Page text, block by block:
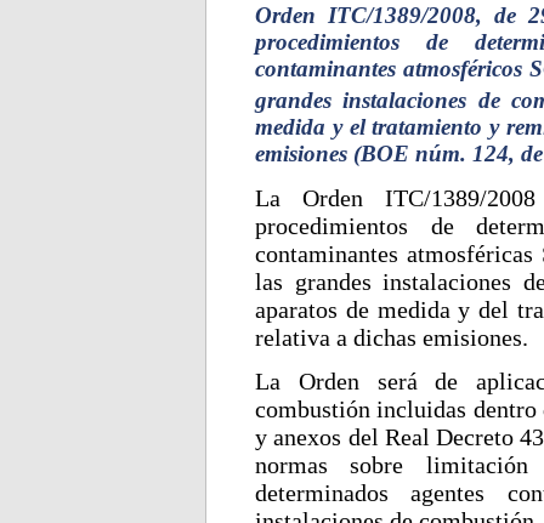
Orden ITC/1389/2008, de
procedimientos de
contaminantes atmosféricos
grandes instalaciones de
medida y el tratamiento y
emisiones (BOE núm. 124,
La Orden ITC/1389/
procedimientos de
contaminantes
las grandes instalaciones
aparatos de medida y del
relativa a dichas emisiones.
La Orden será de
combustión incluidas
y anexos del Real Decreto
normas sobre
determinados agentes